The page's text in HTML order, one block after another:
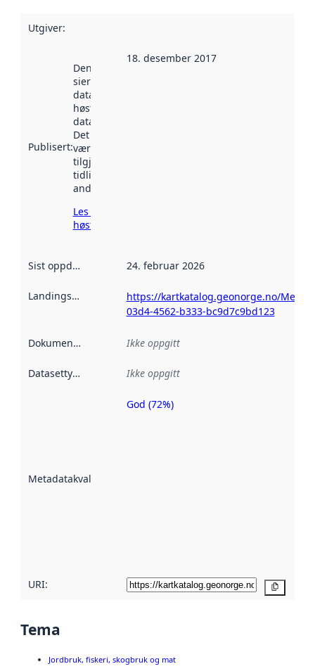
Utgiver:
Publisert:
Denne datoen
sier når
datasettet ble
høstet av
data.norge.no.
Det kan ha
vært
tilgjengelig
tidligere
andre steder.
Les mer om
høsting her
18. desember 2017
Sist oppdatert 24. februar 2026
Landingsside
https://kartkatalog.geonorge.no/
03d4-4562-b333-bc9d7c9bd123
Dokumentasjon Ikke oppgitt
Datasettype Ikke oppgitt
Metadatakvalitet
Metadatakvalitet
God (72%)
URI:
Tema
Jordbruk, fiskeri, skogbruk og mat